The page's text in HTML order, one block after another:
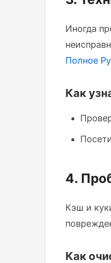
Иногда
Полное
Как
4.
Кэш и
Как